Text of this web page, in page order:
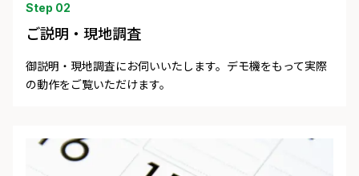
Step 02
ご説明・現地調査
御説明・現地調査にお伺いいたします。デモ機をもって実際
の動作をご覧いただけます。